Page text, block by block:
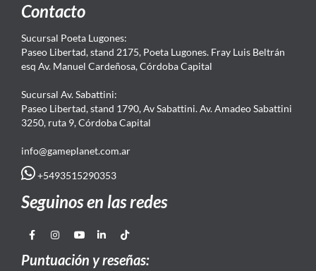
Contacto
Sucursal Poeta Lugones:
Paseo Libertad, stand 2175, Poeta Lugones. Fray Luis Beltrán
esq Av. Manuel Cardeñosa, Córdoba Capital
Sucursal Av. Sabattini:
Paseo Libertad, stand 1790, Av Sabattini. Av. Amadeo Sabattini
3250, ruta 9, Córdoba Capital
info@gameplanet.com.ar
+5493515290353
Seguinos en las redes
Puntuación y reseñas: